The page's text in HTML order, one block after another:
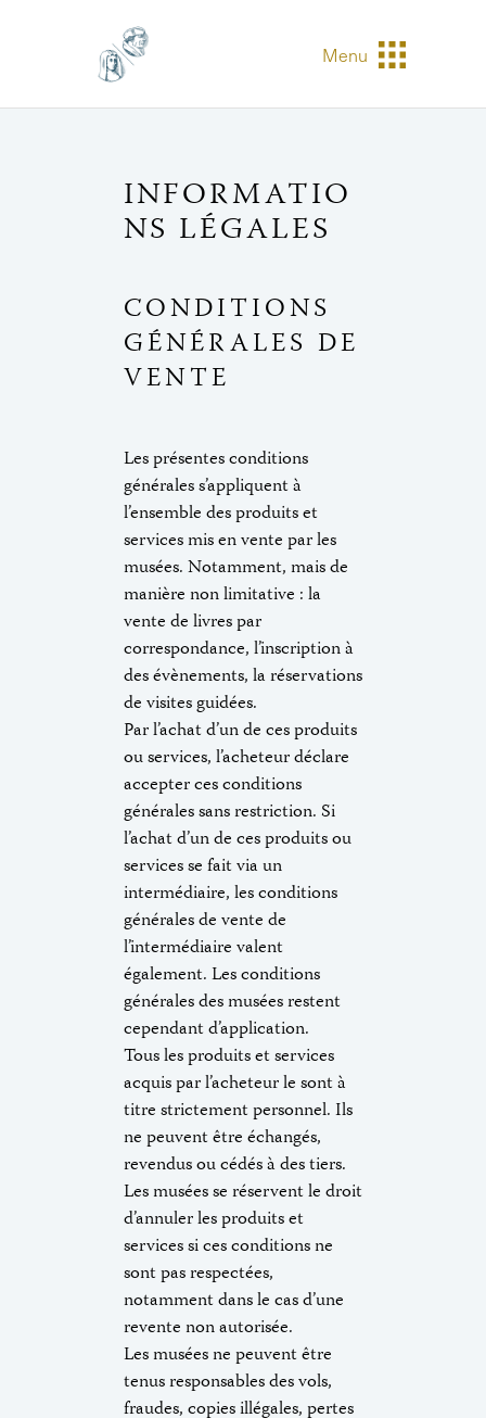
Menu
INFORMATIO
NS LÉGALES
CONDITIONS
GÉNÉRALES DE
VENTE
Les présentes conditions
générales s’appliquent à
l’ensemble des produits et
services mis en vente par les
musées. Notamment, mais de
manière non limitative : la
vente de livres par
correspondance, l’inscription à
des évènements, la réservations
de visites guidées.
Par l’achat d’un de ces produits
ou services, l’acheteur déclare
accepter ces conditions
générales sans restriction. Si
l’achat d’un de ces produits ou
services se fait via un
intermédiaire, les conditions
générales de vente de
l’intermédiaire valent
également. Les conditions
générales des musées restent
cependant d’application.
Tous les produits et services
acquis par l’acheteur le sont à
titre strictement personnel. Ils
ne peuvent être échangés,
revendus ou cédés à des tiers.
Les musées se réservent le droit
d’annuler les produits et
services si ces conditions ne
sont pas respectées,
notamment dans le cas d’une
revente non autorisée.
Les musées ne peuvent être
tenus responsables des vols,
fraudes, copies illégales, pertes